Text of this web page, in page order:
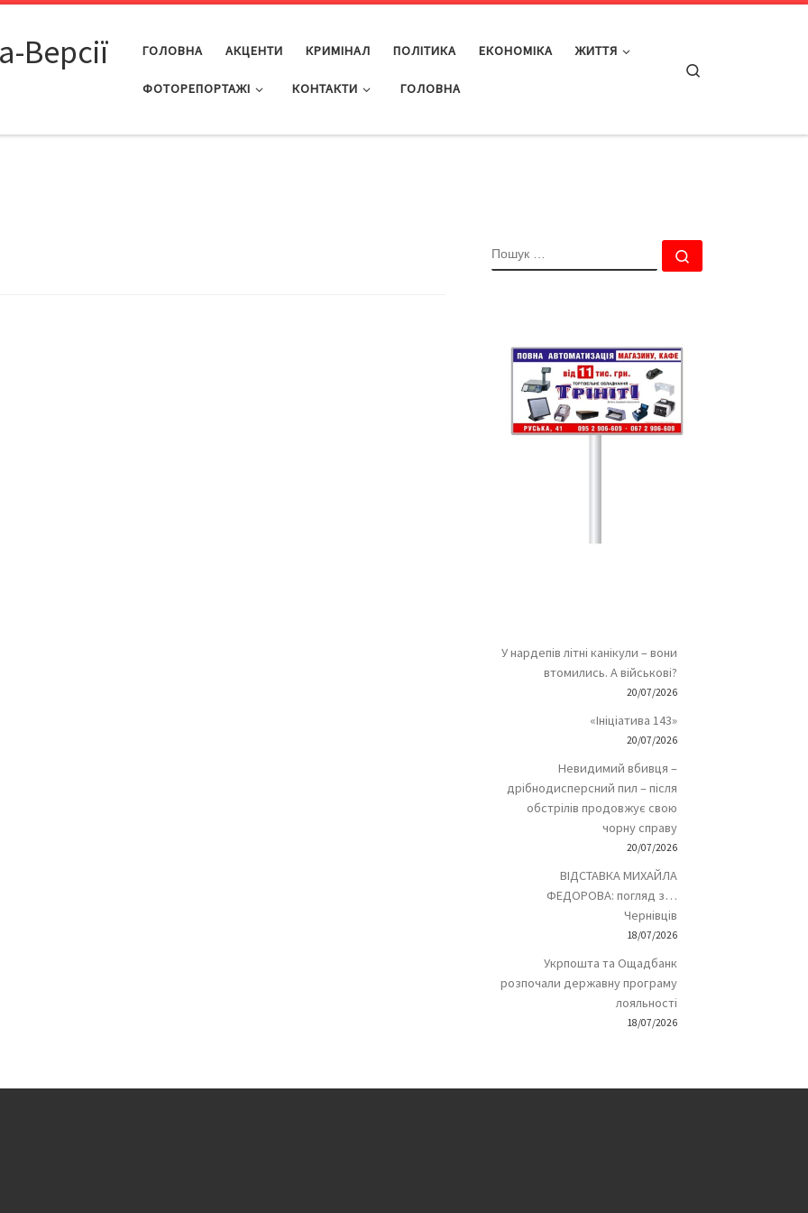
Версії ГОЛОВНА АКЦЕНТИ КРИМІНАЛ ПОЛІТИКА ЕКОНОМІКА ЖИТТЯ
ФОТОРЕПОРТАЖІ КОНТАКТИ ГОЛОВНА
ПОШУК
У нардепів літні канікули – вони
втомились. А військові?
20/07/2026
«Ініціатива 143»
20/07/2026
Невидимий вбивця –
дрібнодисперсний пил – після
обстрілів продовжує свою
чорну справу
20/07/2026
ВІДСТАВКА МИХАЙЛА
ФЕДОРОВА: погляд з…
Чернівців
18/07/2026
Укрпошта та Ощадбанк
розпочали державну програму
лояльності
18/07/2026